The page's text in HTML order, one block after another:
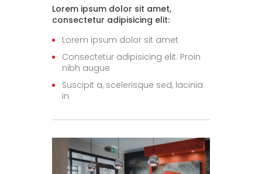
Lorem ipsum dolor sit amet,
consectetur adipisicing elit:
Lorem ipsum dolor sit amet
Consectetur adipisicing elit. Proin
nibh augue
Suscipit a, scelerisque sed, lacinia
in